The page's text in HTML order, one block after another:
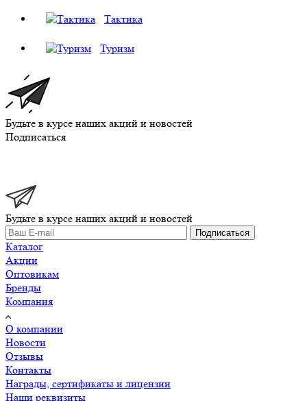
Тактика
Туризм
Будьте в курсе наших акций и новостей
Подписаться
Будьте в курсе наших акций и новостей
Подписаться
Каталог
Акции
Оптовикам
Бренды
Компания
О компании
Новости
Отзывы
Контакты
Награды, сертификаты и лицензии
Наши реквизиты